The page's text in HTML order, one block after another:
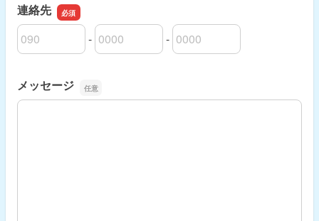
連絡先
連絡先の市外局番
-
連絡先の市内局番 -
連絡先の加入者番号
メッセージ
メッセージ